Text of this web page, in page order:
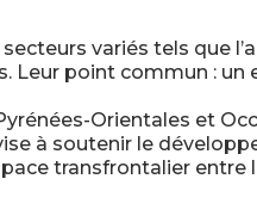
variés tels que
Leur point commun :
Orientales et
à soutenir le
transfrontalier entre